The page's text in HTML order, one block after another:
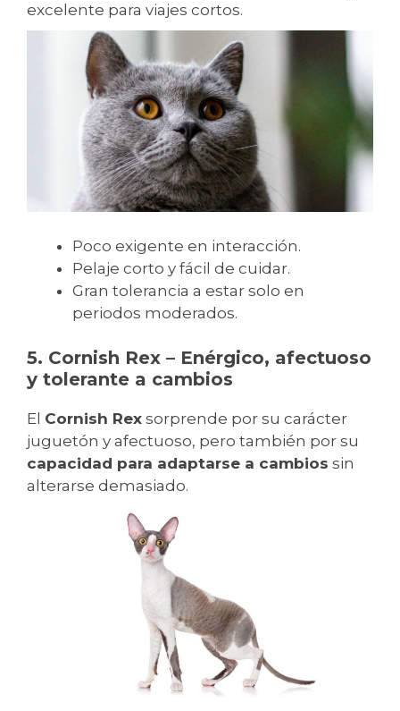
excelente para viajes cortos.
Poco exigente en interacción.
Pelaje corto y fácil de cuidar.
Gran tolerancia a estar solo en
periodos moderados.
5. Cornish Rex – Enérgico, afectuoso
y tolerante a cambios
El Cornish Rex sorprende por su carácter
juguetón y afectuoso, pero también por su
capacidad para adaptarse a cambios sin
alterarse demasiado.